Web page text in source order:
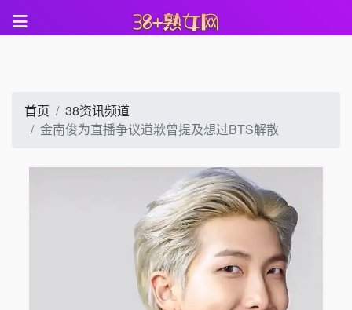
首页
38资讯频道
金南俊为直播争议道歉曾提及想过BTS解散